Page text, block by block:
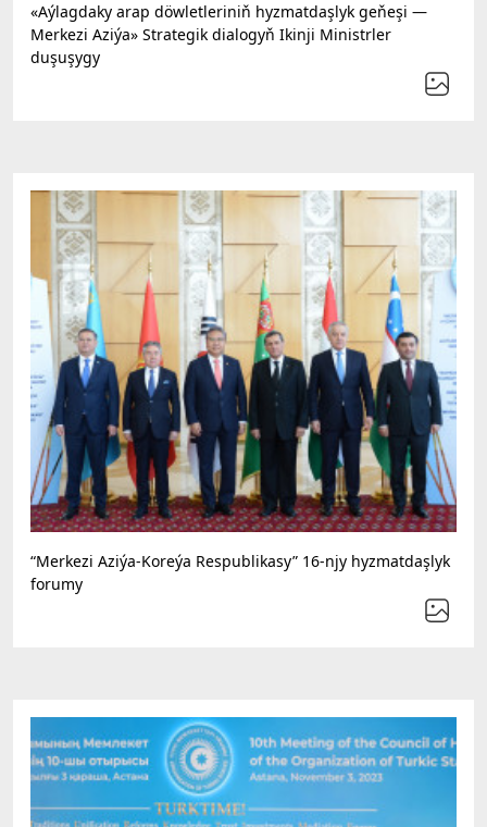
«Aýlagdaky arap döwletleriniň hyzmatdaşlyk geňeşi —
Merkezi Aziýa» Strategik dialogyň Ikinji Ministrler
duşuşygy
“Merkezi Aziýa-Koreýa Respublikasy” 16-njy hyzmatdaşlyk
forumy